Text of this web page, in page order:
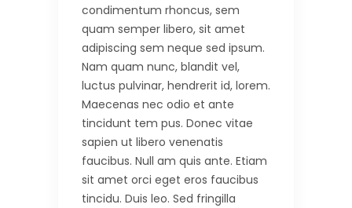
condimentum rhoncus, sem
quam semper libero, sit amet
adipiscing sem neque sed ipsum.
Nam quam nunc, blandit vel,
luctus pulvinar, hendrerit id, lorem.
Maecenas nec odio et ante
tincidunt tem pus. Donec vitae
sapien ut libero venenatis
faucibus. Null am quis ante. Etiam
sit amet orci eget eros faucibus
tincidu. Duis leo. Sed fringilla